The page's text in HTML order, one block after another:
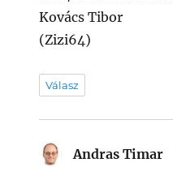
Kovács Tibor
(Zizi64)
Válasz
Andras Timar